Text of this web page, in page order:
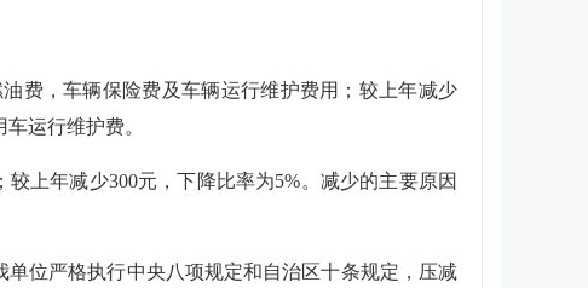
费，车辆保险费及车辆运行维护费用；较上年减少
运行维护费。
上年减少300元，下降比率为5%。减少的主要原因
单位严格执行中央八项规定和自治区十条规定，压减